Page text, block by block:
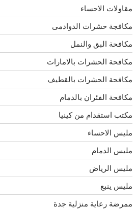
مقاولات الاحساء
مكافجة حشرات الدوادمى
مكافحة البق والنمل
مكافحة الحشرات بالامارات
مكافحة الحشرات بالقطيف
مكافحة الفئران بالدمام
مكتب استقدام من كينيا
مليس الاحساء
مليس الدمام
مليس الرياض
مليس ينبع
ممرضة رعاية منزلية جدة